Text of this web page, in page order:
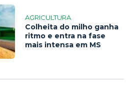
AGRICULTURA
Colheita do milho ganha
ritmo e entra na fase
mais intensa em MS